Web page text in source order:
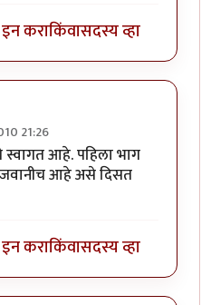
कराकिंवासदस्य व्हा
21:26
आहे. पहिला भाग
आहे असे दिसत
कराकिंवासदस्य व्हा